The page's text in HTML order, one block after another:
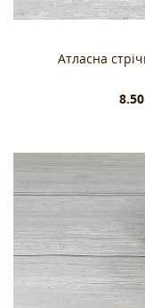
Атласна
8.50